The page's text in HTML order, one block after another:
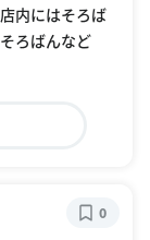
内にはそろば
ろばんなど
0